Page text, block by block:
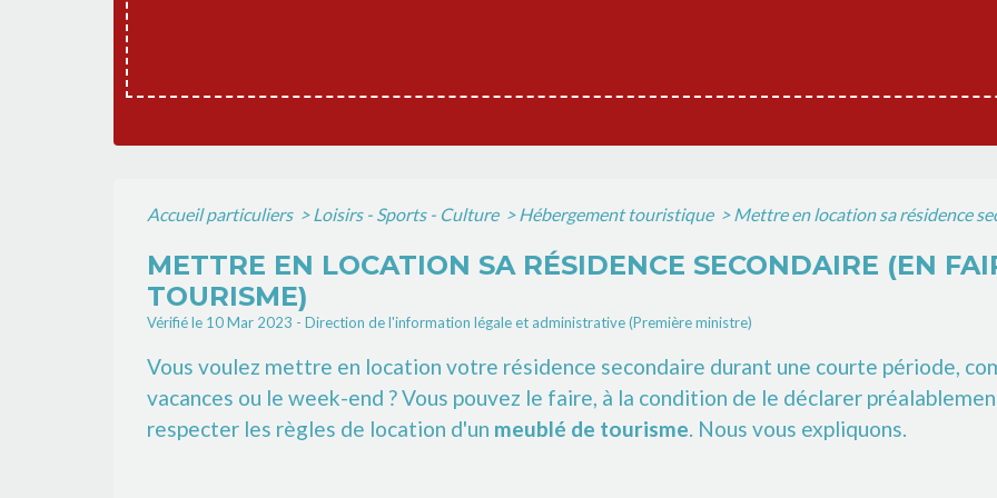
Accueil particuliers > Loisirs - Sports - Culture > Hébergement touristique > Mettre en location sa résidence
METTRE EN LOCATION SA RÉSIDENCE SECONDAIRE (EN
TOURISME)
Vérifié le 10 Mar 2023 - Direction de l'information légale et administrative (Première ministre)
Vous voulez mettre en location votre résidence secondaire durant une courte période,
vacances ou le week-end ? Vous pouvez le faire, à la condition de le déclarer
respecter les règles de location d'un meublé de tourisme. Nous vous expliquons.